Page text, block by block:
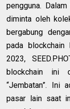
pengguna.
diminta oleh
bergabung
pada blockchain
2023,
blockchain ini
“Jembatan”. Ini
pasar lain saat